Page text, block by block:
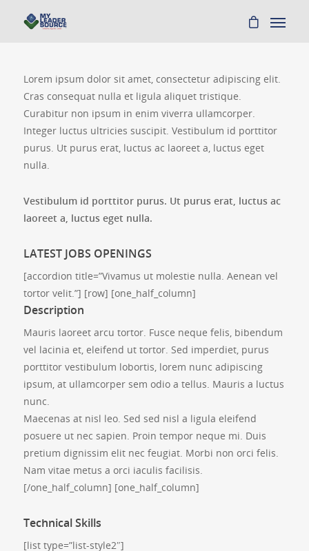
Lorem ipsum dolor sit amet, consectetur adipiscing elit.
Cras consequat nulla et ligula aliquet tristique.
Curabitur non ipsum in enim viverra ullamcorper.
Integer luctus ultricies suscipit. Vestibulum id porttitor
purus. Ut purus erat, luctus ac laoreet a, luctus eget
nulla.
Vestibulum id porttitor purus. Ut purus erat, luctus ac
laoreet a, luctus eget nulla.
LATEST JOBS OPENINGS
[accordion title=”Vivamus ut molestie nulla. Aenean vel
tortor velit.”] [row] [one_half_column]
Description
Mauris laoreet arcu tortor. Fusce neque felis, bibendum
vel lacinia et, eleifend ut tortor. Sed imperdiet, purus
porttitor vestibulum lobortis, lorem nunc adipiscing
ipsum, at ullamcorper sem odio a tellus. Mauris a luctus
nunc.
Maecenas at nisl leo. Sed sed nisl a ligula eleifend
posuere ut nec sapien. Proin tempor neque mi. Duis
pretium dignissim elit nec feugiat. Morbi non orci felis.
Nam vitae metus a orci iaculis facilisis.
[/one_half_column] [one_half_column]
Technical Skills
[list type=”list-style2″]